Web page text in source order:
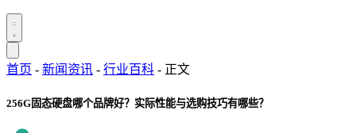
首页 - 新闻资讯 - 行业百科 - 正文
256G固态硬盘哪个品牌好？实际性能与选购技巧有哪些？